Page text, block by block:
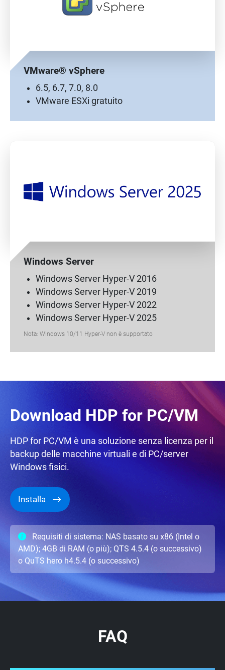
VMware® vSphere
6.5, 6.7, 7.0, 8.0
VMware ESXi gratuito
Windows Server
Windows Server Hyper-V 2016
Windows Server Hyper-V 2019
Windows Server Hyper-V 2022
Windows Server Hyper-V 2025
Nota: Windows 10/11 Hyper-V non è supportato
Download HDP for PC/VM
HDP for PC/VM è una soluzione senza licenza per il
backup delle macchine virtuali e di PC/server
Windows fisici.
Installa
Requisiti di sistema: NAS basato su x86 (Intel o
AMD); 4GB di RAM (o più); QTS 4.5.4 (o successivo)
o QuTS hero h4.5.4 (o successivo)
FAQ